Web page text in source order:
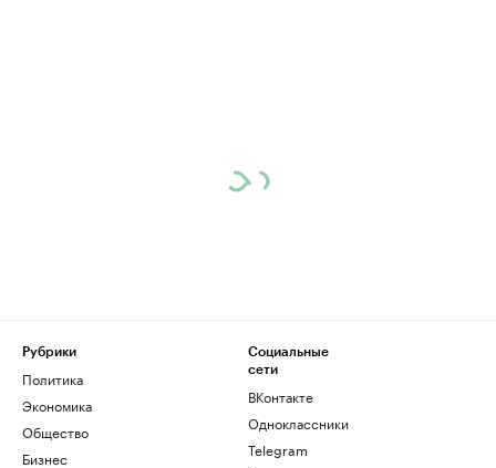
Рубрики
Политика
Экономика
Общество
Бизнес
Социальные
сети
ВКонтакте
Одноклассники
Telegram